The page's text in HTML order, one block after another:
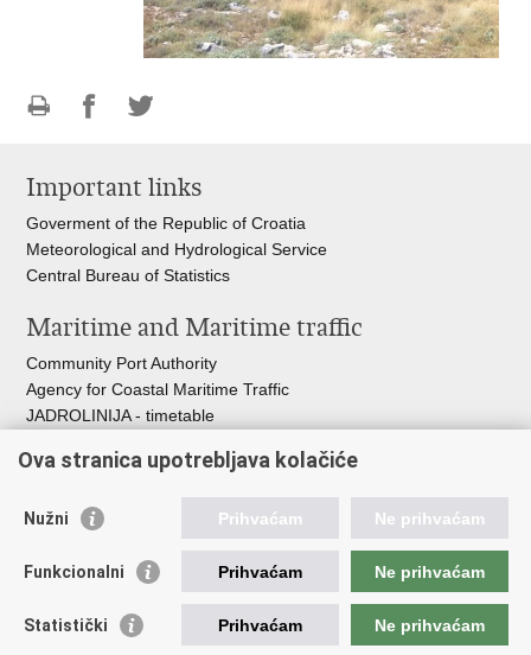
page
FacebookTwitteru
Important links
Goverment of the Republic of Croatia
Meteorological and Hydrological Service
Central Bureau of Statistics
Maritime and Maritime traffic
Community Port Authority
Agency for Coastal Maritime Traffic
JADROLINIJA - timetable
Croatian Motorways
Bus station Zagreb
Craotian Railways Passenger Transport
Ova stranica upotrebljava kolačiće
Nužni Prihvaćam Ne prihvaćam
Funkcionalni Prihvaćam Ne prihvaćam
Statistički Prihvaćam Ne prihvaćam